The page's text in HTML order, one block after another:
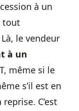
à un
tout
Là, le vendeur
à un
même si le
s’il est en
C’est